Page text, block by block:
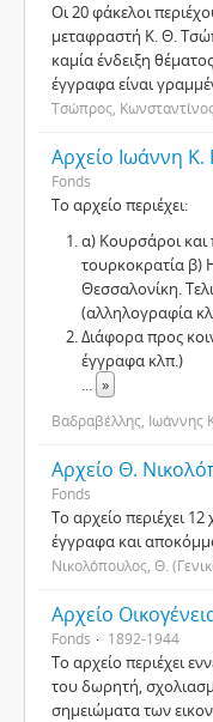
Οι 20 φάκελοι
μεταφραστή Κ. Θ.
καμία ένδειξη
έγγραφα είναι
Τσώπρος,
Αρχείο Ιωάννη
Fonds
Το αρχείο περιέχει:
α) Κουρσάροι και
τουρκοκρατία β)
Θεσσαλονίκη.
(αλληλογραφία
Διάφορα προς
έγγραφα κλπ.)
... »
Βαδραβέλλης, Ιωάννης
Αρχείο Θ.
Fonds
Το αρχείο περιέχει
έγγραφα και
Νικολόπουλος, Θ.
Αρχείο
Fonds 1892-1944
Το αρχείο περιέχει
του δωρητή,
σημειώματα των